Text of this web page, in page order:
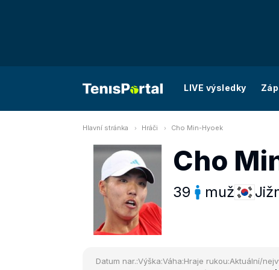
LIVE výsledky
Hlavní stránka Hráči Cho Min-Hyoek
Cho
39 muž
Datum nar.:Výška:Váha:Hraje rukou:Aktuální/